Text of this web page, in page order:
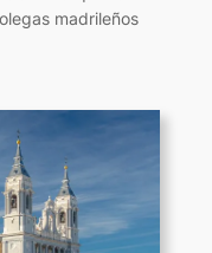
madrileños